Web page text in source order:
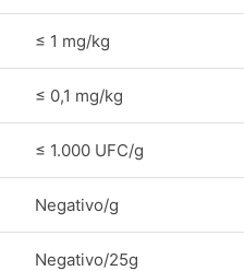
≤ 1 mg/kg
≤ 0,1 mg/kg
≤ 1.000 UFC/g
Negativo/g
Negativo/25g